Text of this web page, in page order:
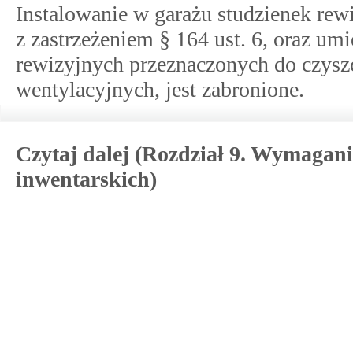
Instalowanie w garażu studzienek
z zastrzeżeniem § 164 ust. 6, oraz
rewizyjnych przeznaczonych do
wentylacyjnych, jest zabronione.
Czytaj dalej (Rozdział 9.
inwentarskich)